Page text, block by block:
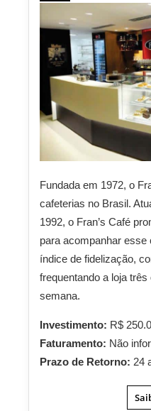
Fundada em 1972, o
cafeterias no Brasil.
1992, o Fran’s Café
para acompanhar
índice de fidelização,
frequentando a loja
semana.
Investimento: R$
Faturamento: Não
Prazo de Retorno: 24